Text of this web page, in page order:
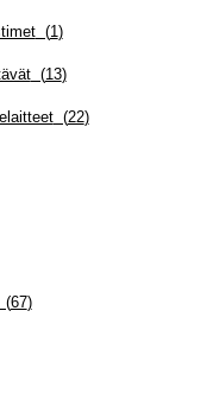
(1)
(13)
(22)
(67)